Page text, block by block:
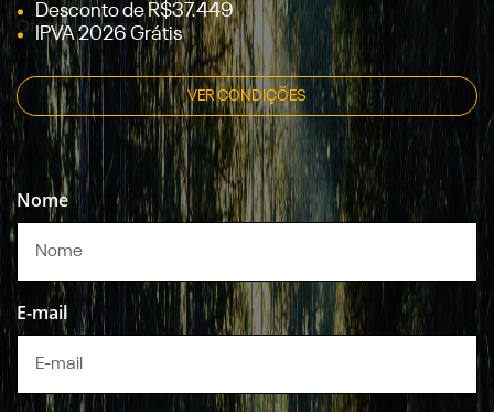
Oferta expirada!
Desconto de R$37.449
IPVA 2026 Grátis
VER CONDIÇÕES
Nome
E-mail